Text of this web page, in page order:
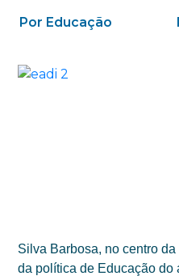
Por Educação
Silva Barbosa, no centro
da política de Educação do